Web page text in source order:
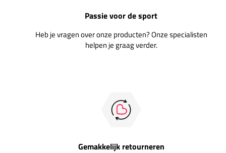
Passie voor de sport
Heb je vragen over onze producten? Onze specialisten
helpen je graag verder.
Gemakkelijk retourneren